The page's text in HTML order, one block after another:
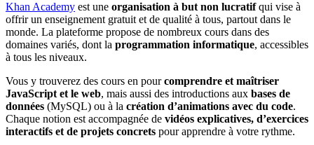
Khan Academy est une organisation à but non lucratifqui vise à
offrir un enseignement gratuit et de qualité à tous, partout dans le
monde. La plateforme propose de nombreux cours dans des
domaines variés, dont la programmation informatique, accessibles
à tous les niveaux.
Vous y trouverez des cours en pourcomprendre et maîtriser
JavaScript et le web, mais aussi des introductions aux bases de
données (MySQL) ou à la création d’animations avec du code.
Chaque notion est accompagnée de vidéos explicatives, d’exercices
interactifs et de projets concrets pour apprendre à votre rythme.